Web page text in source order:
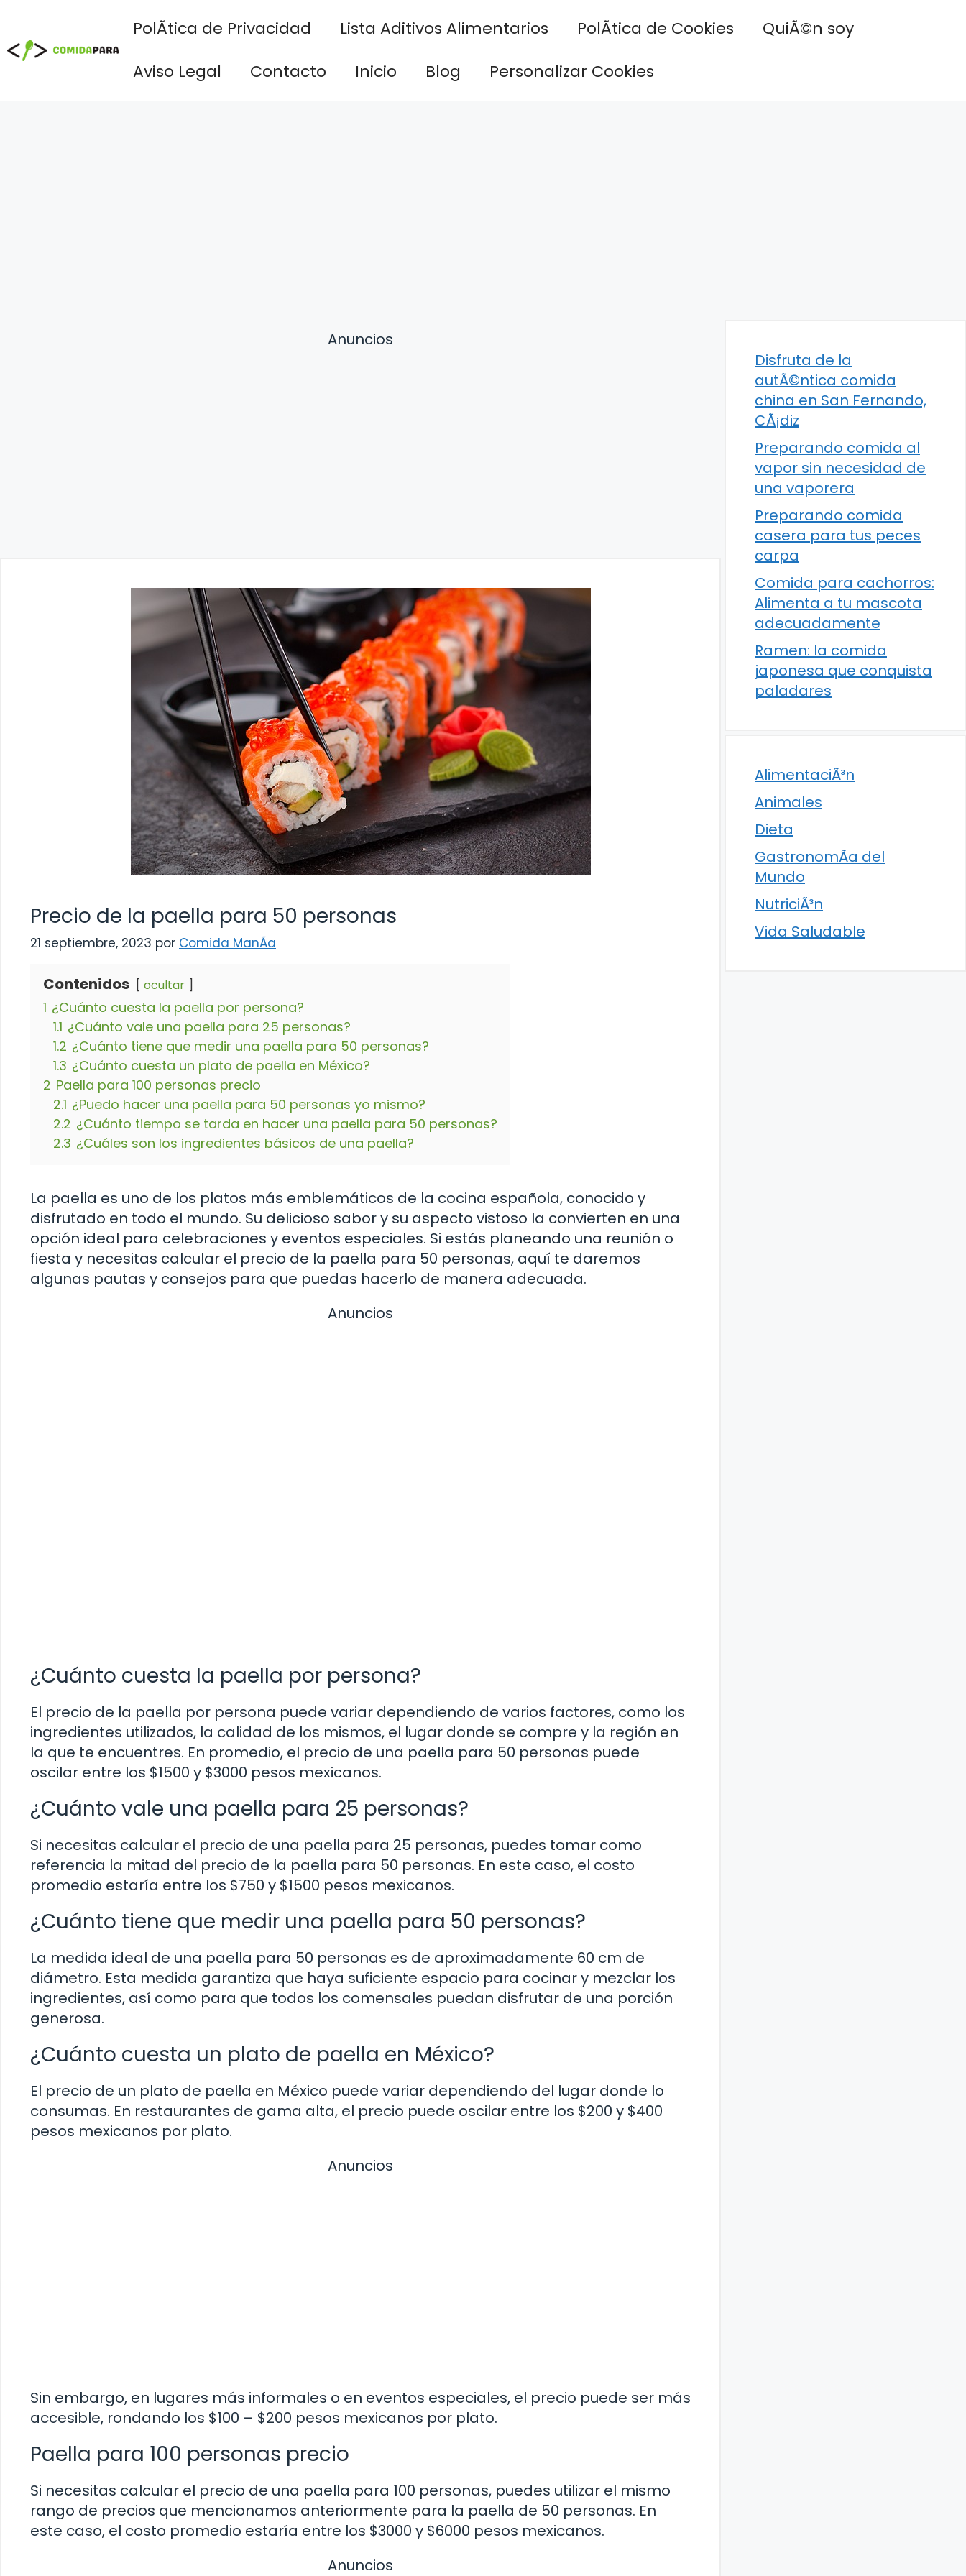
contenido
PolÃ­tica de Privacidad Lista Aditivos Alimentarios PolÃ­tica de Cookies
QuiÃ©n soy
Aviso Legal
Contacto Inicio Blog Personalizar Cookies
Anuncios
Precio de la paella para 50 personas
21 septiembre, 2023 por Comida ManÃ­a
Contenidos ocultar
1 ¿Cuánto cuesta la paella por persona?
1.1 ¿Cuánto vale una paella para 25 personas?
1.2 ¿Cuánto tiene que medir una paella para 50 personas?
1.3 ¿Cuánto cuesta un plato de paella en México?
2 Paella para 100 personas precio
2.1 ¿Puedo hacer una paella para 50 personas yo mismo?
2.2 ¿Cuánto tiempo se tarda en hacer una paella para 50 personas?
2.3 ¿Cuáles son los ingredientes básicos de una paella?
La paella es uno de los platos más emblemáticos de la cocina española, conocido y
disfrutado en todo el mundo. Su delicioso sabor y su aspecto vistoso la convierten en una
opción ideal para celebraciones y eventos especiales. Si estás planeando una reunión o
fiesta y necesitas calcular el precio de la paella para 50 personas, aquí te daremos
algunas pautas y consejos para que puedas hacerlo de manera adecuada.
Anuncios
¿Cuánto cuesta la paella por persona?
El precio de la paella por persona puede variar dependiendo de varios factores, como los
ingredientes utilizados, la calidad de los mismos, el lugar donde se compre y la región en
la que te encuentres. En promedio, el precio de una paella para 50 personas puede
oscilar entre los $1500 y $3000 pesos mexicanos.
¿Cuánto vale una paella para 25 personas?
Si necesitas calcular el precio de una paella para 25 personas, puedes tomar como
referencia la mitad del precio de la paella para 50 personas. En este caso, el costo
promedio estaría entre los $750 y $1500 pesos mexicanos.
¿Cuánto tiene que medir una paella para 50 personas?
La medida ideal de una paella para 50 personas es de aproximadamente 60 cm de
diámetro. Esta medida garantiza que haya suficiente espacio para cocinar y mezclar los
ingredientes, así como para que todos los comensales puedan disfrutar de una porción
generosa.
¿Cuánto cuesta un plato de paella en México?
El precio de un plato de paella en México puede variar dependiendo del lugar donde lo
consumas. En restaurantes de gama alta, el precio puede oscilar entre los $200 y $400
pesos mexicanos por plato.
Anuncios
Sin embargo, en lugares más informales o en eventos especiales, el precio puede ser más
accesible, rondando los $100 – $200 pesos mexicanos por plato.
Paella para 100 personas precio
Si necesitas calcular el precio de una paella para 100 personas, puedes utilizar el mismo
rango de precios que mencionamos anteriormente para la paella de 50 personas. En
este caso, el costo promedio estaría entre los $3000 y $6000 pesos mexicanos.
Anuncios
Disfruta de la
autÃ©ntica comida
china en San Fernando,
CÃ¡diz
Preparando comida al
vapor sin necesidad de
una vaporera
Preparando comida
casera para tus peces
carpa
Comida para cachorros:
Alimenta a tu mascota
adecuadamente
Ramen: la comida
japonesa que conquista
paladares
AlimentaciÃ³n
Animales
Dieta
GastronomÃ­a del
Mundo
NutriciÃ³n
Vida Saludable